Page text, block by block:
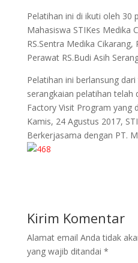
Pelatihan ini di ikuti oleh 30
Mahasiswa STIKes Medika
RS.Sentra Medika Cikarang,
Perawat RS.Budi Asih
Pelatihan ini berlansung
serangkaian pelatihan telah
Factory Visit Program yang
Kamis, 24 Agustus 2017,
Berkerjasama dengan PT.
Kirim Komentar
Alamat email Anda tidak
yang wajib ditandai *